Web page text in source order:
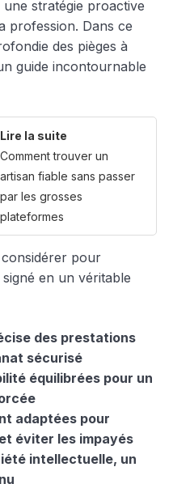
une stratégie proactive
profession. Dans ce
des pièges à
guide incontournable
Lire la suite
Comment trouver un
artisan fiable sans passer
par les grosses
plateformes
pour
en un véritable
des prestations
sécurisé
équilibrées pour un
adaptées pour
éviter les impayés
intellectuelle, un